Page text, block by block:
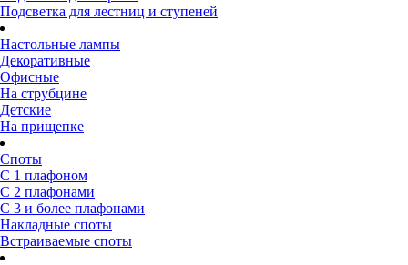
Подсветка для лестниц и ступеней
Настольные лампы
Декоративные
Офисные
На струбцине
Детские
На прищепке
Споты
С 1 плафоном
С 2 плафонами
С 3 и более плафонами
Накладные споты
Встраиваемые споты